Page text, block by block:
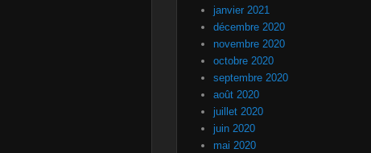
janvier 2021
décembre 2020
novembre 2020
octobre 2020
septembre 2020
août 2020
juillet 2020
juin 2020
mai 2020